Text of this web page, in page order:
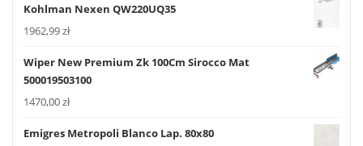
Kohlman Nexen QW220UQ35
1962,99zł
Wiper New Premium Zk 100Cm Sirocco Mat
500019503100
1470,00zł
Emigres Metropoli Blanco Lap. 80x80